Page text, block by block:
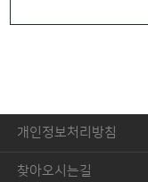
개인정보처리방침
찾아오시는길